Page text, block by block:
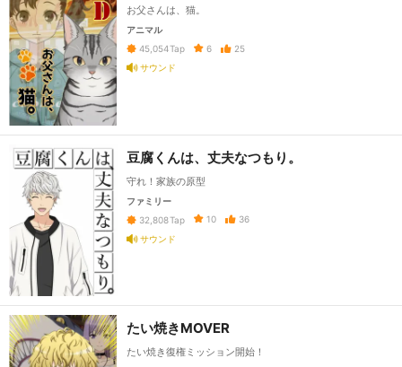
お父さんは、猫。
アニマル
45,054Tap 6
25
サウンド
豆腐くんは、丈夫なつもり。
守れ！家族の原型
ファミリー
32,808Tap 10
36
サウンド
たい焼きMOVER
たい焼き復権ミッション開始！